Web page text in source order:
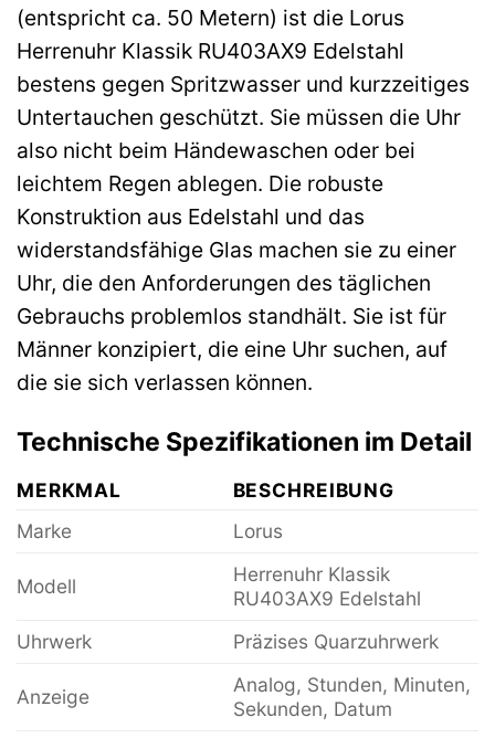
(entspricht ca. 50 Metern) ist die Lorus
Herrenuhr Klassik RU403AX9 Edelstahl
bestens gegen Spritzwasser und kurzzeitiges
Untertauchen geschützt. Sie müssen die Uhr
also nicht beim Händewaschen oder bei
leichtem Regen ablegen. Die robuste
Konstruktion aus Edelstahl und das
widerstandsfähige Glas machen sie zu einer
Uhr, die den Anforderungen des täglichen
Gebrauchs problemlos standhält. Sie ist für
Männer konzipiert, die eine Uhr suchen, auf
die sie sich verlassen können.
Technische Spezifikationen im Detail
MERKMAL
BESCHREIBUNG
Marke
Lorus
Modell
Herrenuhr Klassik
RU403AX9 Edelstahl
Uhrwerk
Präzises Quarzuhrwerk
Anzeige
Analog, Stunden, Minuten,
Sekunden, Datum